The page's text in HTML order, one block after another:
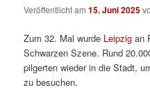
Veröffentlicht am15. Juni 2025
Zum 32. Mal wurde Leipzig an
Schwarzen Szene. Rund
pilgerten wieder in die Stadt,
zu besuchen.